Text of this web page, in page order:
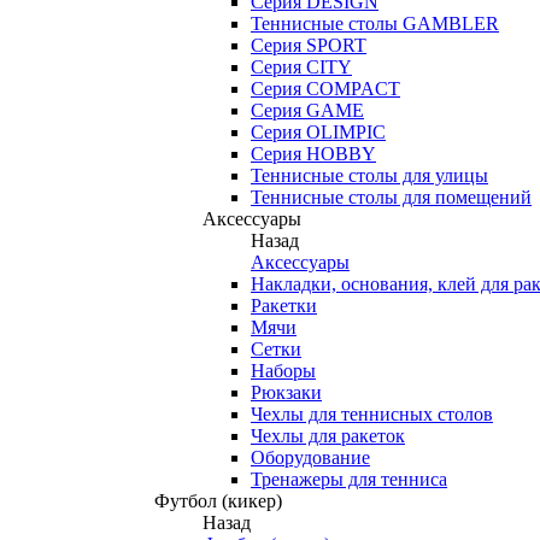
Теннисные столы GAMBLER
Серия SPORT
Серия CITY
Серия COMPACT
Серия GAME
Серия OLIMPIC
Серия HOBBY
Теннисные столы для улицы
Теннисные столы для помещений
Аксессуары
Назад
Аксессуары
Накладки, основания, клей для
Ракетки
Мячи
Сетки
Наборы
Рюкзаки
Чехлы для теннисных столов
Чехлы для ракеток
Оборудование
Тренажеры для тенниса
Футбол (кикер)
Назад